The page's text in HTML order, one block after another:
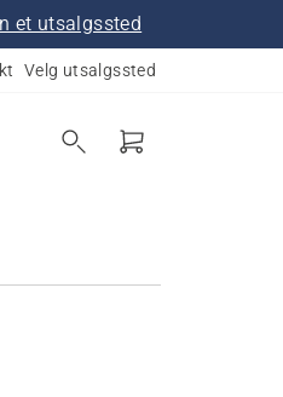
et utsalgssted
Velg utsalgssted